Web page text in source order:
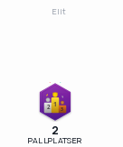
Elit
2 1
3
2
PALLPLATSER